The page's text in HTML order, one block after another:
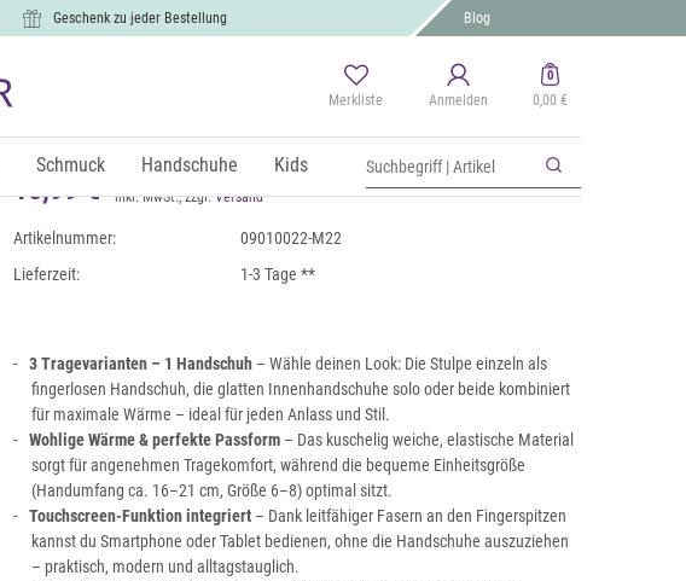
Geschenk zu jeder Bestellung Blog
Merkliste Anmelden
0
0,00 €
Schmuck Handschuhe Kids
3 in 1 Touchscreen Stoff Handschuhe mit
abnehmbarer Strick Manschette
15,99 €
inkl. MwSt., zzgl.Versand
Artikelnummer:
09010022-M22
Lieferzeit:
1-3 Tage **
3 Tragevarianten – 1 Handschuh– Wähle deinen Look: Die Stulpe einzeln als
fingerlosen Handschuh, die glatten Innenhandschuhe solo oder beide kombiniert
für maximale Wärme – ideal für jeden Anlass und Stil.
Wohlige Wärme & perfekte Passform– Das kuschelig weiche, elastische Material
sorgt für angenehmen Tragekomfort, während die bequeme Einheitsgröße
(Handumfang ca. 16–21 cm, Größe 6–8) optimal sitzt.
Touchscreen-Funktion integriert– Dank leitfähiger Fasern an den Fingerspitzen
kannst du Smartphone oder Tablet bedienen, ohne die Handschuhe auszuziehen
– praktisch, modern und alltagstauglich.